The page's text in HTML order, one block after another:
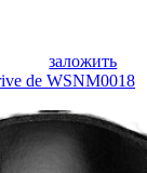
заложить
de WSNM0018